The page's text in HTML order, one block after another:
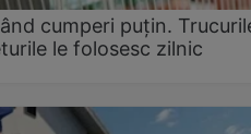
cumperi puțin.
le folosesc zilnic